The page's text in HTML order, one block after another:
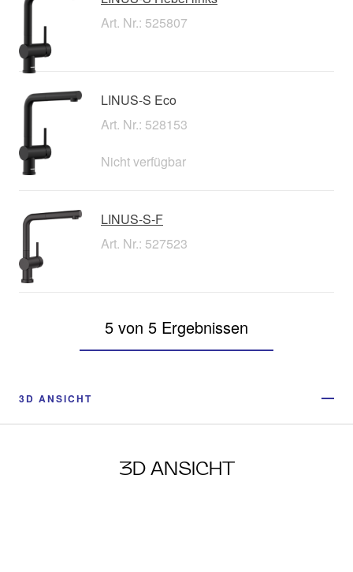
Art. Nr.: 525807
LINUS-S Eco
Art. Nr.: 528153
Nicht verfügbar
LINUS-S-F
Art. Nr.: 527523
5 von 5 Ergebnissen
3D ANSICHT
3D ANSICHT